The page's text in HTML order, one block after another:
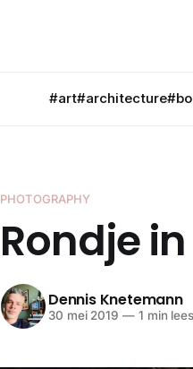
#art#architecture
PHOTOGRAPHY
Rondje
Dennis Knetemann
30 mei 2019 —1 min